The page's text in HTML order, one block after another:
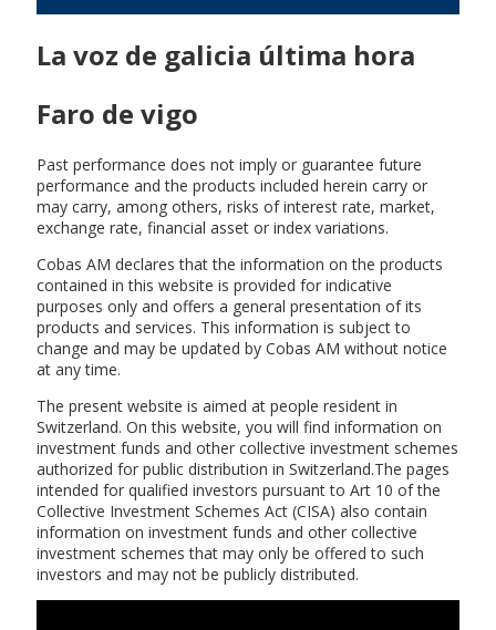
La voz de galicia última hora
Faro de vigo
Past performance does not imply or guarantee future
performance and the products included herein carry or
may carry, among others, risks of interest rate, market,
exchange rate, financial asset or index variations.
Cobas AM declares that the information on the products
contained in this website is provided for indicative
purposes only and offers a general presentation of its
products and services. This information is subject to
change and may be updated by Cobas AM without notice
at any time.
The present website is aimed at people resident in
Switzerland. On this website, you will find information on
investment funds and other collective investment schemes
authorized for public distribution in Switzerland.The pages
intended for qualified investors pursuant to Art 10 of the
Collective Investment Schemes Act (CISA) also contain
information on investment funds and other collective
investment schemes that may only be offered to such
investors and may not be publicly distributed.